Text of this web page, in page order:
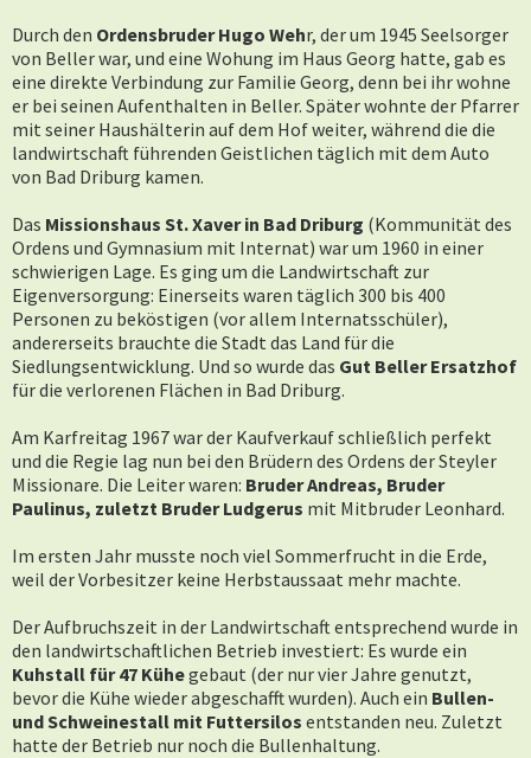
Durch den Ordensbruder Hugo Wehr, der um 1945 Seelsorger
von Beller war, und eine Wohung im Haus Georg hatte, gab es
eine direkte Verbindung zur Familie Georg, denn bei ihr wohne
er bei seinen Aufenthalten in Beller. Später wohnte der Pfarrer
mit seiner Haushälterin auf dem Hof weiter, während die die
landwirtschaft führenden Geistlichen täglich mit dem Auto
von Bad Driburg kamen.
Das Missionshaus St. Xaver in Bad Driburg (Kommunität des
Ordens und Gymnasium mit Internat) war um 1960 in einer
schwierigen Lage. Es ging um die Landwirtschaft zur
Eigenversorgung: Einerseits waren täglich 300 bis 400
Personen zu beköstigen (vor allem Internatsschüler),
andererseits brauchte die Stadt das Land für die
Siedlungsentwicklung. Und so wurde das Gut Beller Ersatzhof
für die verlorenen Flächen in Bad Driburg.
Am Karfreitag 1967 war der Kaufverkauf schließlich perfekt
und die Regie lag nun bei den Brüdern des Ordens der Steyler
Missionare. Die Leiter waren: Bruder Andreas, Bruder
Paulinus, zuletzt Bruder Ludgerus mit Mitbruder Leonhard.
Im ersten Jahr musste noch viel Sommerfrucht in die Erde,
weil der Vorbesitzer keine Herbstaussaat mehr machte.
Der Aufbruchszeit in der Landwirtschaft entsprechend wurde in
den landwirtschaftlichen Betrieb investiert: Es wurde ein
Kuhstall für 47 Kühegebaut (der nur vier Jahre genutzt,
bevor die Kühe wieder abgeschafft wurden). Auch ein Bullen-
und Schweinestall mit Futtersilos entstanden neu. Zuletzt
hatte der Betrieb nur noch die Bullenhaltung.